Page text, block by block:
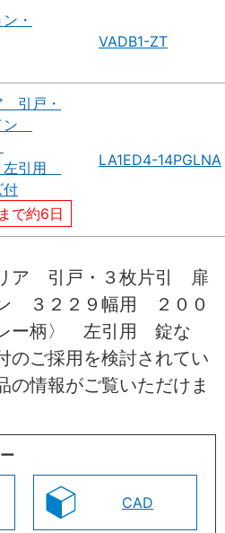
・
VADB1-ZT
引戸・
ン
左引用
で約6日
LA1ED4-14PGLNA
ア 引戸・３枚片引 扉
３２２９幅用 ２００
ー柄〉 左引用 錠な
ご採用を検討されてい
の情報がご覧いただけま
CAD